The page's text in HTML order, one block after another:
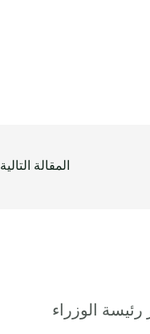
المقالة التالية
الوزراء